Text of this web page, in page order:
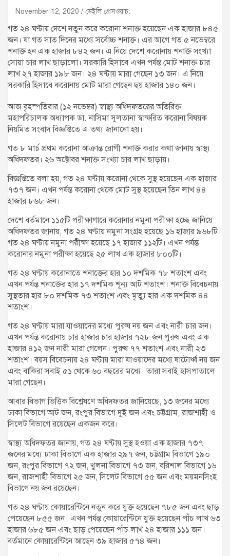
November 12, 2020 ডেইলি প্রেসওয়াচ:
গত ২৪ ঘণ্টায় দেশে নতুন করে করোনা শনাক্ত হয়েছেন এক হাজার ৮৪৫
জন। যা গত সাত দিনের মধ্যে সর্বোচ্চ শনাক্ত। এর আগে গত ৫ নভেম্বরে
শনাক্ত হন এক হাজার ৮৪২ জন। এ নিয়ে দেশে করোনায় শনাক্ত সংখ্যা
সোয়া চার লাখ ছাড়ালো। সরকারি হিসাবে এখন পর্যন্ত মোট শনাক্ত চার
লাখ ২৭ হাজার ১৯৮ জন। ২৪ ঘণ্টায় মারা গেছেন ১৩ জন। এ নিয়ে
সরকারি হিসাবে করোনায় মোট মারা গেছেন ছয় হাজার ১৪০ জন।
আজ বৃহস্পতিবার (১২ নভেম্বর) স্বাস্থ্য অধিদফতরের অতিরিক্ত
মহাপরিচালক অধ্যাপক ডা. নাসিমা সুলতানা স্বাক্ষরিত করোনা বিষয়ক
নিয়মিত সংবাদ বিজ্ঞপ্তিতে এ তথ্য জানানো হয়।
গত ৮ মার্চ প্রথম করোনা আক্রান্ত রোগী শনাক্ত করার কথা জানায় স্বাস্থ্য
অধিদফতর। ২৬ অক্টোবর শনাক্ত সংখ্যা চার লাখ ছাড়ায়।
বিজ্ঞপ্তিতে বলা হয়, গত ২৪ ঘণ্টায় করোনা থেকে সুস্থ হয়েছেন এক হাজার
৭৩৭ জন। এখন পর্যন্ত করোনা থেকে মোট সুস্থ হয়েছেন তিন লাখ ৪৪
হাজার ৮৬৮ জন।
দেশে বর্তমানে ১১৫টি পরীক্ষাগারে করোনার নমুনা পরীক্ষা হচ্ছে জানিয়ে
অধিদফতর জানায়, গত ২৪ ঘণ্টায় নমুনা সংগ্রহ হয়েছে ১৬ হাজার ৯৬৮টি।
গত ২৪ ঘণ্টায় নমুনা পরীক্ষা হয়েছে ১৭ হাজার ১১২টি। এখন পর্যন্ত
করোনার নমুনা পরীক্ষা হয়েছে ২৫ লাখ এক হাজার ৮০০টি।
গত ২৪ ঘণ্টায় করোনাতে শনাক্তের হার ১০ দশমিক ৭৮ শতাংশ এবং
এখন পর্যন্ত শনাক্তের হার ১৭ দশমিক শূন্য আট শতাংশ। শনাক্ত বিবেচনায়
সুস্থতার হার ৮০ দশমিক ৭৩ শতাংশ এবং মৃত্যু হার এক দশমিক ৪৪
শতাংশ।
গত ২৪ ঘণ্টায় মারা যাওয়াদের মধ্যে পুরুষ নয় জন এবং নারী চার জন।
এখন পর্যন্ত করোনায় চার হাজার চার হাজার ৭২৮ জন পুরুষ এবং এক
হাজার ৪১২ জন নারী মারা গেলেন। পুরুষ ৭৭ শতাংশ এবং নারী ২৩
শতাংশ। বয়স বিবেচনায় ২৪ ঘণ্টায় মারা যাওয়াদের মধ্যে ষাটোর্ধ্ব নয় জন
এবং বাকিরা সবাই ৫১ থেকে ৬০ বছরের মধ্যে। তারা সবাই হাসপাতালে
মারা গেছেন।
আবার বিভাগ ভিত্তিক বিশ্লেষণে অধিদফতর জানিয়েছে, ১৩ জনের মধ্যে
ঢাকা বিভাগে আট জন, রংপুর বিভাগে দুই জন এবং চট্টগ্রাম, রাজশাহী ও
সিলেট বিভাগে রয়েছেন একজন করে।
স্বাস্থ্য অধিদফতর জানায়, গত ২৪ ঘণ্টায় সুস্থ হওয়া এক হাজার ৭৩৭
জনের মধ্যে ঢাকা বিভাগে এক হাজার ২৯৭ জন, চট্টগ্রাম বিভাগে ১৯০
জন, রংপুর বিভাগে ৭২ জন, খুলনা বিভাগে ৭৩ জন, বরিশাল বিভাগে ১৬
জন, রাজশাহী বিভাগে ২৫ জন, সিলেট বিভাগে ৫৫ জন এবং ময়মনসিংহ
বিভাগে নয় জন রয়েছেন।
গত ২৪ ঘণ্টায় কোয়ারেন্টিনে নতুন করে যুক্ত হয়েছেন ৭৮৫ জন এবং ছাড়
পেয়েছেন ৮৫৫ জন। এখন পর্যন্ত কোয়ারেন্টিনে যুক্ত হয়েছেন পাঁচ লাখ ৬৩
হাজার ৬৮৫ জন এবং ছাড় পেয়েছেন পাঁচ লাখ ২৪ হাজার ১১১ জন।
বর্তমানে কোয়ারেন্টিনে আছেন ৩৯ হাজার ৫৭৪ জন।